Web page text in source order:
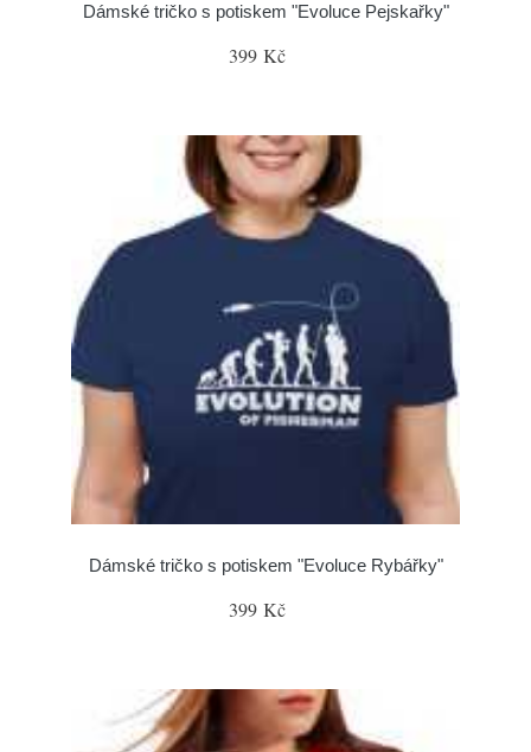
Dámské tričko s potiskem "Evoluce Pejskařky"
399 Kč
Dámské tričko s potiskem "Evoluce Rybářky"
399 Kč